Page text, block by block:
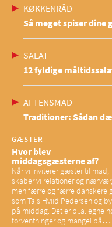
KØKKENRÅD
Så meget spiser dine
SALAT
12 fyldige
AFTENSMAD
Traditioner: Sådan
GÆSTER
Hvor blev
middagsgæsterne af?
Når vi inviterer gæster til mad,
skaber vi relationer og nærvær,
men færre og færre danskere
som Tajs Hviid Pedersen og
på middag. Det er bl.a. egne
forventninger og mangel på